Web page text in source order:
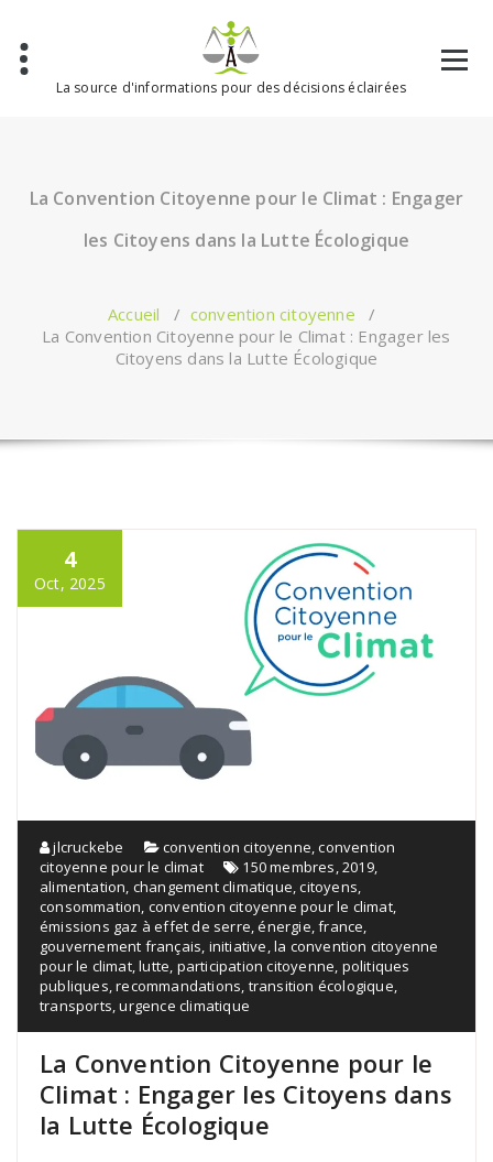
contenu
La source d'informations pour des décisions éclairées
La Convention Citoyenne pour le Climat : Engager
les Citoyens dans la Lutte Écologique
Accueil / convention citoyenne /
La Convention Citoyenne pour le Climat : Engager les
Citoyens dans la Lutte Écologique
4
Oct, 2025
jlcruckebe convention citoyenne,convention
citoyenne pour le climat
150 membres,2019,
alimentation, changement climatique,citoyens,
consommation, convention citoyenne pour le climat,
émissions gaz à effet de serre,énergie,france,
gouvernement français, initiative,la convention citoyenne
pour le climat,lutte, participation citoyenne, politiques
publiques,recommandations, transition écologique,
transports,urgence climatique
La Convention Citoyenne pour le
Climat : Engager les Citoyens dans
la Lutte Écologique